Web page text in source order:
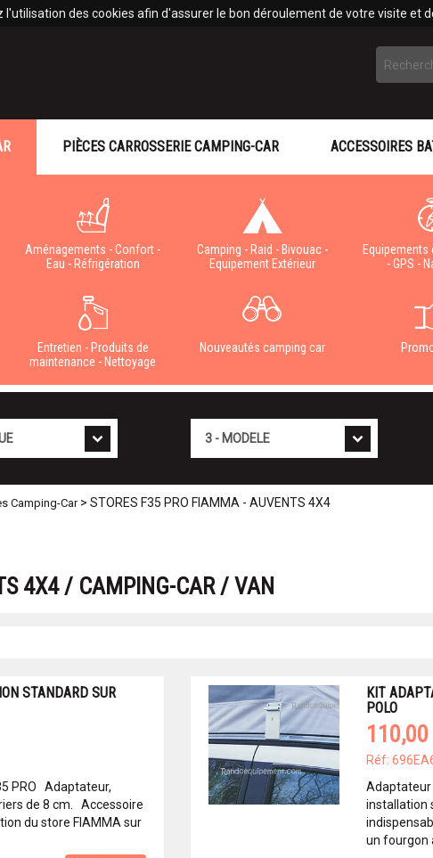
des cookies afin d'assurer le bon déroulement de votre visite et
Aménagements - Confort -
Eau - Réfrigération
Camping - Raid - Bivouac -
Equipement Extérieur
- GPS -
Entretien - Produits de
maintenance - Nettoyage
Nouveautés camping car
PIÈCES CARROSSERIE CAMPING-CAR ACCESSOIRES
Camping-Car > STORES F35 PRO FIAMMA - AUVENTS 4X4
4X4 / CAMPING-CAR / VAN
STANDARD SUR
PRO Adaptateur,
de 8 cm. Accessoire
du store FIAMMA sur
KIT
POLO
Réf:
Adaptateur
installation
un fourgon